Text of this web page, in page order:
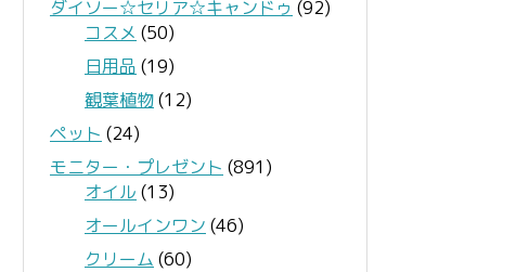
ダイソー☆セリア☆キャンドゥ (92)
コスメ (50)
日用品 (19)
観葉植物(12)
ペット (24)
モニター・プレゼント (891)
オイル (13)
オールインワン (46)
クリーム (60)